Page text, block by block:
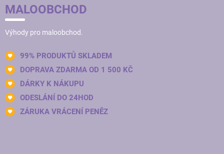
MALOOBCHOD
Výhody pro maloobchod.
99% PRODUKTŮ SKLADEM
DOPRAVA ZDARMA OD 1 500 KČ
DÁRKY K NÁKUPU
ODESLÁNÍ DO 24HOD
ZÁRUKA VRÁCENÍ PENĚZ